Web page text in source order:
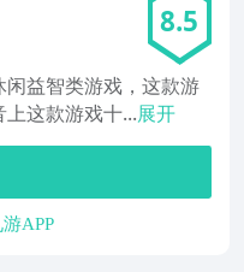
8.5
益智类游戏，这款游
这款游戏十...展开
APP